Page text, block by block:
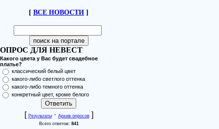
[ ВСЕ НОВОСТИ ]
ОПРОС ДЛЯ НЕВЕСТ
Какого цвета у Вас будет свадебное
платье?
классический белый цвет
какого-либо светлого оттенка
какого-либо темного оттенка
конкретный цвет, кроме белого
[ Результаты· Архив опросов]
Всего ответов: 841